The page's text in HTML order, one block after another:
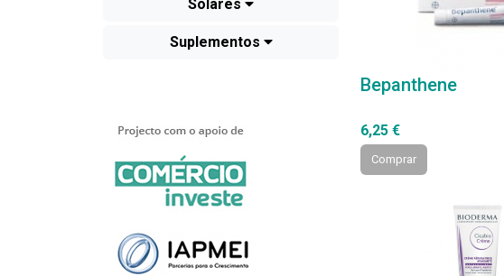
Solares
Suplementos
Bepanthene
6,25 €
Comprar